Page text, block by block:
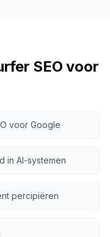
SEO voor
voor Google
in AI-systemen
percipiëren